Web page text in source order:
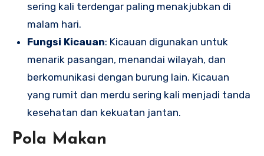
sering kali terdengar paling menakjubkan di
malam hari.
Fungsi Kicauan: Kicauan digunakan untuk
menarik pasangan, menandai wilayah, dan
berkomunikasi dengan burung lain. Kicauan
yang rumit dan merdu sering kali menjadi tanda
kesehatan dan kekuatan jantan.
Pola Makan